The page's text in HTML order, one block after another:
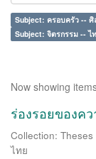
Subject: ครอบครัว -- ศิ
Subject: จิตรกรรม -- ไ
Now showing
ร่องรอยของค
Collection:
ไทย